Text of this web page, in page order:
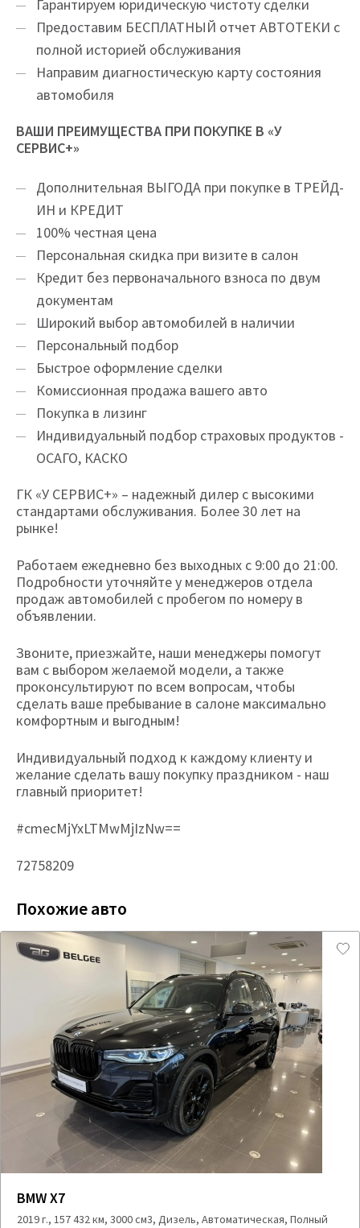
Гарантируем юридическую чистоту сделки
Предоставим БЕСПЛАТНЫЙ отчет АВТОТЕКИ с
полной историей обслуживания
Направим диагностическую карту состояния
автомобиля
ВАШИ ПРЕИМУЩЕСТВА ПРИ ПОКУПКЕ В «У
СЕРВИС+»
Дополнительная ВЫГОДА при покупке в ТРЕЙД-
ИН и КРЕДИТ
100% честная цена
Персональная скидка при визите в салон
Кредит без первоначального взноса по двум
документам
Широкий выбор автомобилей в наличии
Персональный подбор
Быстрое оформление сделки
Комиссионная продажа вашего авто
Покупка в лизинг
Индивидуальный подбор страховых продуктов -
ОСАГО, КАСКО
ГК «У СЕРВИС+» – надежный дилер с высокими
стандартами обслуживания. Более 30 лет на
рынке!
Работаем ежедневно без выходных с 9:00 до 21:00.
Подробности уточняйте у менеджеров отдела
продаж автомобилей с пробегом по номеру в
объявлении.
Звоните, приезжайте, наши менеджеры помогут
вам с выбором желаемой модели, а также
проконсультируют по всем вопросам, чтобы
сделать ваше пребывание в салоне максимально
комфортным и выгодным!
Индивидуальный подход к каждому клиенту и
желание сделать вашу покупку праздником - наш
главный приоритет!
#cmecMjYxLTMwMjIzNw==
72758209
Похожие авто
BMW X7
2019 г., 157 432 км, 3000 см3, Дизель, Автоматическая, Полный